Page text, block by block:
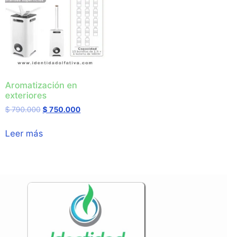
Aromatización en
exteriores
$790.000 $ 750.000
Leer más